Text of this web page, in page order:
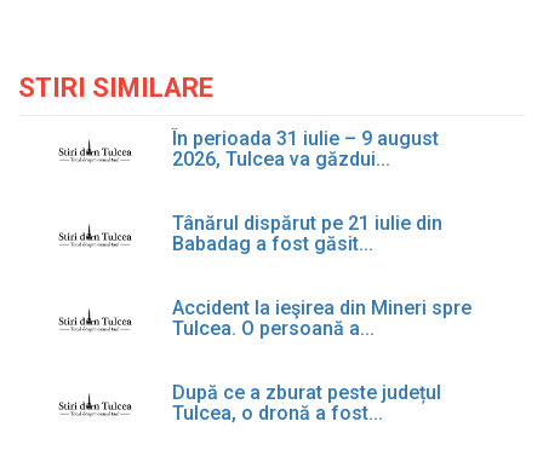
STIRI SIMILARE
În perioada 31 iulie – 9 august
2026, Tulcea va găzdui...
Tânărul dispărut pe 21 iulie din
Babadag a fost găsit...
Accident la ieşirea din Mineri spre
Tulcea. O persoană a...
După ce a zburat peste județul
Tulcea, o dronă a fost...